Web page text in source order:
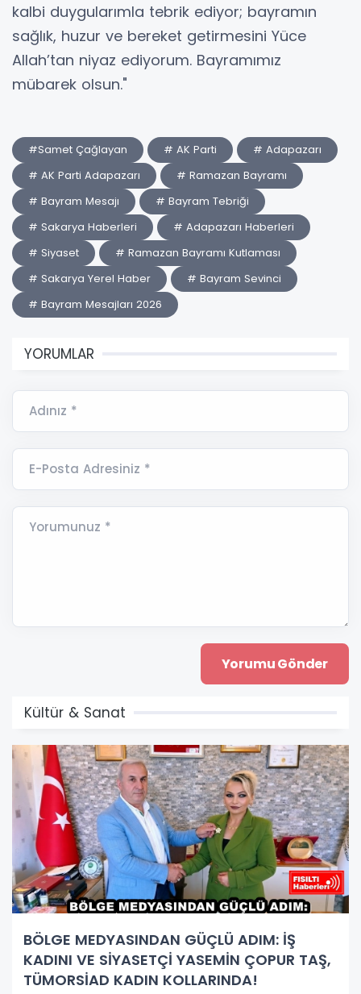
kalbi duygularımla tebrik ediyor; bayramın
sağlık, huzur ve bereket getirmesini Yüce
Allah’tan niyaz ediyorum. Bayramımız
mübarek olsun."
#Samet Çağlayan # AK Parti
# Adapazarı
# AK Parti Adapazarı
# Ramazan Bayramı
# Bayram Mesajı
# Bayram Tebriği
# Sakarya Haberleri
# Adapazarı Haberleri
# Siyaset
# Ramazan Bayramı Kutlaması
# Sakarya Yerel Haber
# Bayram Sevinci
# Bayram Mesajları 2026
YORUMLAR
Adınız *
E-Posta Adresiniz *
Yorumunuz *
Kültür & Sanat
BÖLGE MEDYASINDAN GÜÇLÜ ADIM: İŞ
KADINI VE SİYASETÇİ YASEMİN ÇOPUR TAŞ,
TÜMORSİAD KADIN KOLLARINDA!